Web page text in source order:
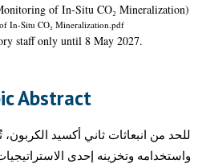
of In-Situ CO₂ Mineralization)
In-Situ CO₂ Mineralization.pdf
staff only until 8 May 2027.
Abstract
للحد من انبعاثات ثاني أكسيد الكربون،
واستخدامه وتخزينه إحدى